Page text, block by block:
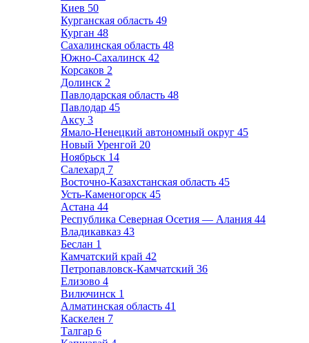
Киев 50
Курганская область 49
Курган 48
Сахалинская область 48
Южно-Сахалинск 42
Корсаков 2
Долинск 2
Павлодарская область 48
Павлодар 45
Аксу 3
Ямало-Ненецкий автономный округ 45
Новый Уренгой 20
Ноябрьск 14
Салехард 7
Восточно-Казахстанская область 45
Усть-Каменогорск 45
Астана 44
Республика Северная Осетия — Алания 44
Владикавказ 43
Беслан 1
Камчатский край 42
Петропавловск-Камчатский 36
Елизово 4
Вилючинск 1
Алматинская область 41
Каскелен 7
Талгар 6